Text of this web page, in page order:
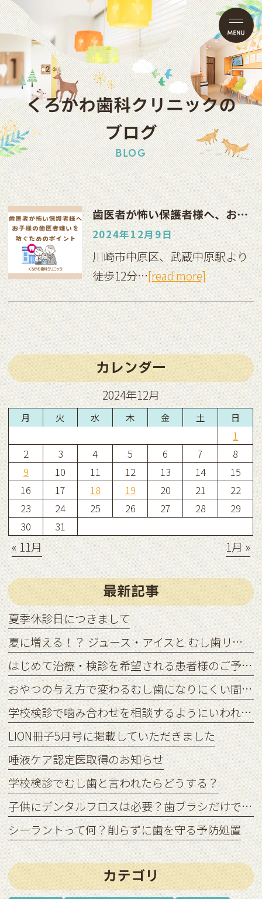
くろかわ歯科クリニックの
ブログ
BLOG
歯医者が怖い保護者様へ、お子様の歯医者嫌いを防ぐためのポイント
2024年12月9日
川崎市中原区、武蔵中原駅より
徒歩12分…[read more]
カレンダー
2024年12月
月 火 水 木 金 土 日
1
2
3 4 5 6 7
8
9
10 11 12 13 14
15
16
17 18 19 20 21
22
23
24 25 26 27 28
29
30
31
« 11月 1月 »
最新記事
夏季休診日につきまして
夏に増える！？ ジュース・アイスと むし歯リスクの関係
はじめて治療・検診を希望される患者様のご予約状況につきまして
おやつの与え方で変わるむし歯になりにくい間食習慣
学校検診で噛み合わせを相談するようにいわれたら？
LION冊子5月号に掲載していただきました
唾液ケア認定医取得のお知らせ
学校検診でむし歯と言われたらどうする？
子供にデンタルフロスは必要？歯ブラシだけでは足りない理由
シーラントって何？削らずに歯を守る予防処置
カテゴリ